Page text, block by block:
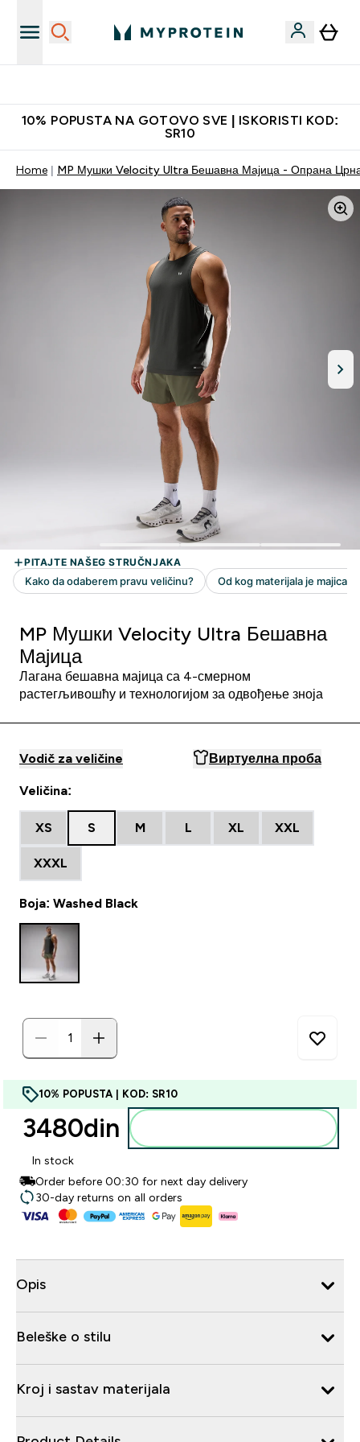
10% POPUSTA NA GOTOVO SVE | ISKORISTI KOD:
SR10
Home MP Мушки Velocity Ultra Бешавна Мајица - Опрана
MP Мушки Velocity Ultra Бешавна
Мајица
Лагана бешавна мајица са 4-смерном
растегљивошћу и технологијом за одвођење зноја
Vodič za veličine Виртуелна проба
Veličina:
XS S M L XL XXL
XXXL
Boja: Washed Black
10% POPUSTA | KOD: SR10
3480din‎
In stock
Order before 00:30 for next day delivery
30-day returns on all orders
Opis
Beleške o stilu
Kroj i sastav materijala